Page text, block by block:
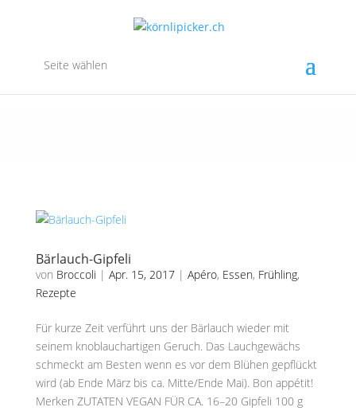
Seite wählen
Bärlauch-Gipfeli
von Broccoli | Apr. 15, 2017| Apéro, Essen, Frühling,
Rezepte
Für kurze Zeit verführt uns der Bärlauch wieder mit
seinem knoblauchartigen Geruch. Das Lauchgewächs
schmeckt am Besten wenn es vor dem Blühen gepflückt
wird (ab Ende März bis ca. Mitte/Ende Mai). Bon appétit!
Merken ZUTATEN VEGAN FÜR CA. 16–20 Gipfeli 100 g